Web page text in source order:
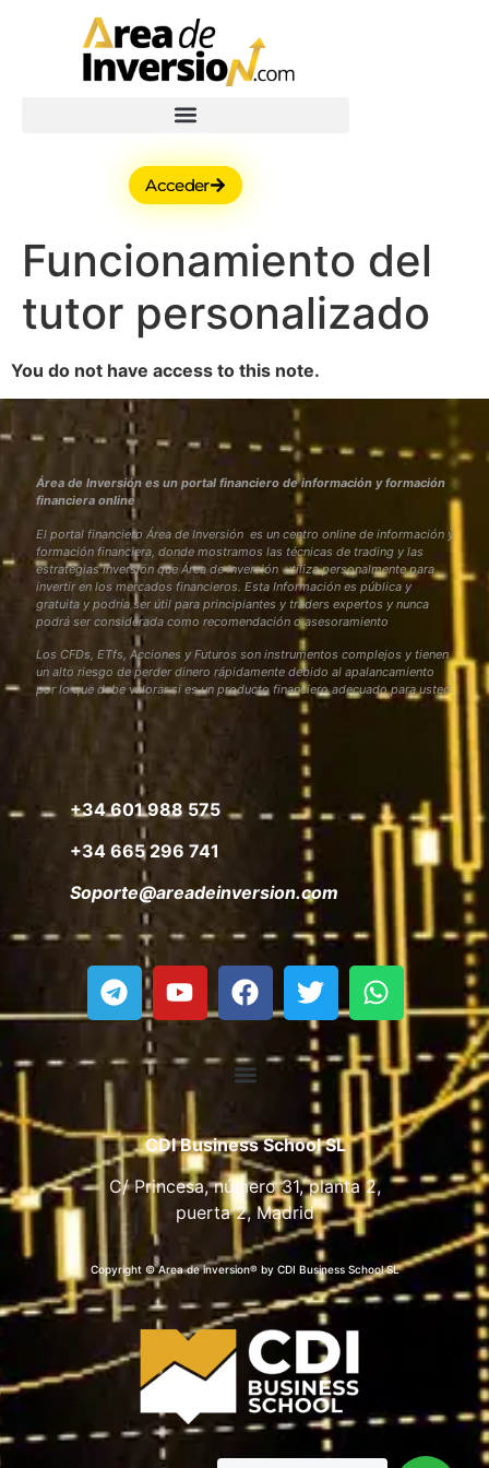
Acceder
Funcionamiento del
tutor personalizado
You do not have access to this note.
Área de Inversión es un portal financiero de información y formación
financiera online
El portal financiero Área de Inversión es un centro online de información y
formación financiera, donde mostramos las técnicas de trading y las
estrategias inversión que Área de Inversión utiliza personalmente para
invertir en los mercados financieros. Esta Información es pública y
gratuita y podría ser útil para principiantes y traders expertos y nunca
podrá ser considerada como recomendación o asesoramiento
Los CFDs, ETfs, Acciones y Futuros son instrumentos complejos y tienen
un alto riesgo de perder dinero rápidamente debido al apalancamiento
por lo que debe valorar si es un producto financiero adecuado para usted
+34 601 988 575
+34 665 296 741
Soporte@areadeinversion.com
CDI Business School SL
C/ Princesa, número 31, planta 2,
puerta 2, Madrid
Copyright © Area de inversion® by CDI Business School SL